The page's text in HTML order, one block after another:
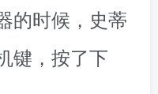
的时候，史蒂
键，按了下